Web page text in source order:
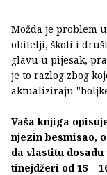
Možda je problem
obitelji, školi i
glavu u pijesak,
je to razlog zbog
aktualiziraju
Vaša knjiga
njezin besmisao,
da vlastitu
tinejdžeri od 15 –